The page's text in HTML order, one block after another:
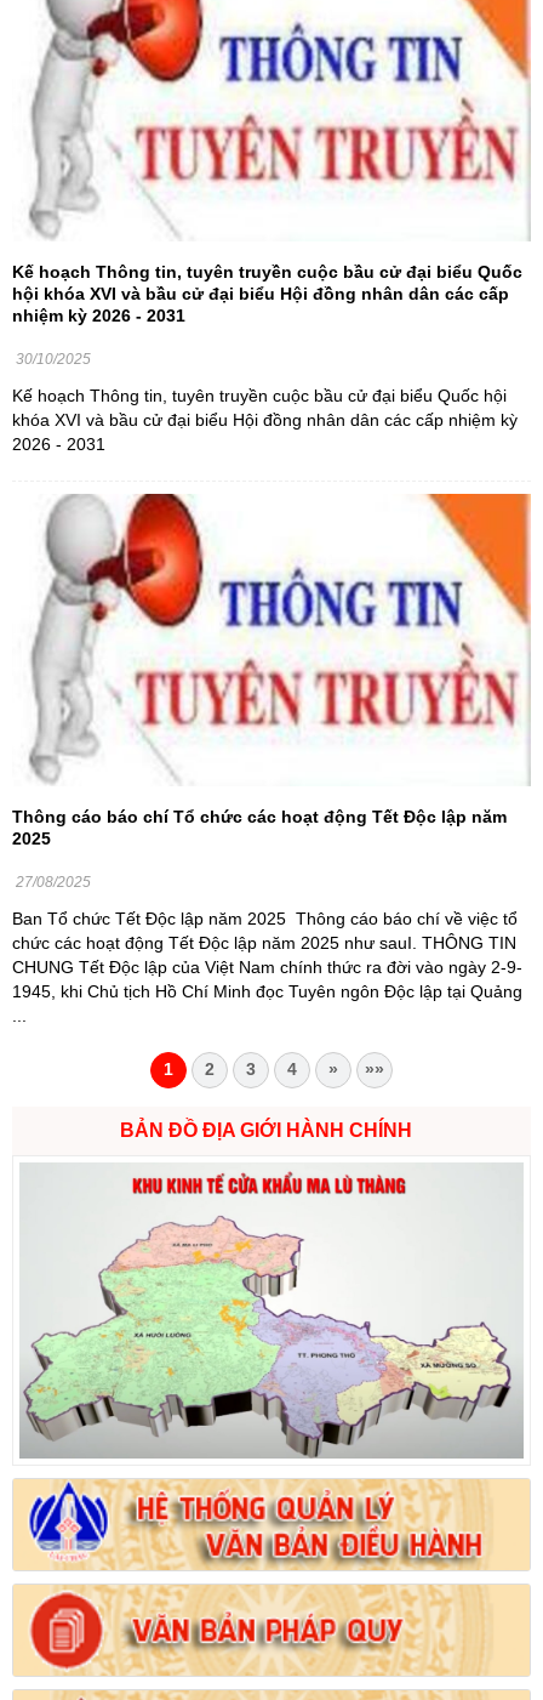
Kế hoạch Thông tin, tuyên truyền cuộc bầu cử đại biểu Quốc
hội khóa XVI và bầu cử đại biểu Hội đồng nhân dân các cấp
nhiệm kỳ 2026 - 2031
30/10/2025
Kế hoạch Thông tin, tuyên truyền cuộc bầu cử đại biểu Quốc hội
khóa XVI và bầu cử đại biểu Hội đồng nhân dân các cấp nhiệm kỳ
2026 - 2031
Thông cáo báo chí Tổ chức các hoạt động Tết Độc lập năm
2025
27/08/2025
Ban Tổ chức Tết Độc lập năm 2025 Thông cáo báo chí về việc tổ
chức các hoạt động Tết Độc lập năm 2025 như sauI. THÔNG TIN
CHUNG Tết Độc lập của Việt Nam chính thức ra đời vào ngày 2-9-
1945, khi Chủ tịch Hồ Chí Minh đọc Tuyên ngôn Độc lập tại Quảng
1 2 3 4 » »»
BẢN ĐỒ ĐỊA GIỚI HÀNH CHÍNH